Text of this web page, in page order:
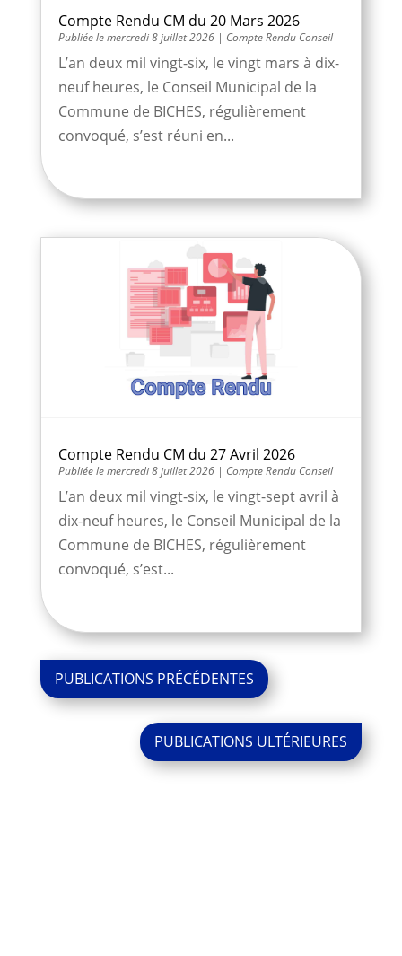
Compte Rendu CM du 20 Mars 2026
mercredi 8 juillet 2026| Compte Rendu Conseil
L’an deux mil vingt-six, le vingt mars à dix-
neuf heures, le Conseil Municipal de la
Commune de BICHES, régulièrement
convoqué, s’est réuni en...
Compte Rendu CM du 27 Avril 2026
mercredi 8 juillet 2026| Compte Rendu Conseil
L’an deux mil vingt-six, le vingt-sept avril à
dix-neuf heures, le Conseil Municipal de la
Commune de BICHES, régulièrement
convoqué, s’est...
précédentes